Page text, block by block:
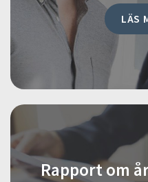
LÄS
Rapport om